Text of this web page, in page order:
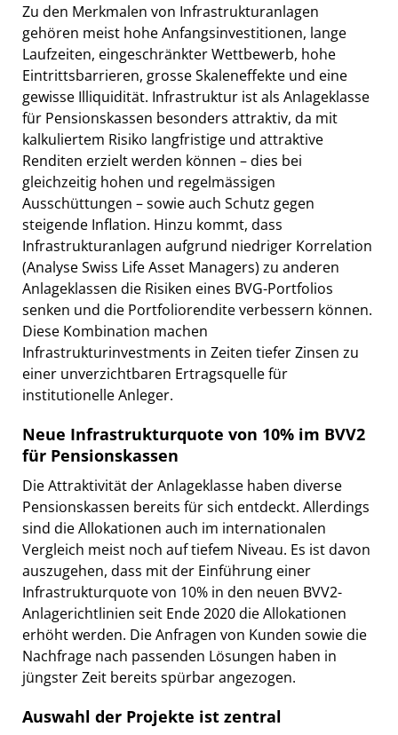
Zu den Merkmalen von Infrastrukturanlagen
gehören meist hohe Anfangsinvestitionen, lange
Laufzeiten, eingeschränkter Wettbewerb, hohe
Eintrittsbarrieren, grosse Skaleneffekte und eine
gewisse Illiquidität. Infrastruktur ist als Anlageklasse
für Pensionskassen besonders attraktiv, da mit
kalkuliertem Risiko langfristige und attraktive
Renditen erzielt werden können – dies bei
gleichzeitig hohen und regelmässigen
Ausschüttungen – sowie auch Schutz gegen
steigende Inflation. Hinzu kommt, dass
Infrastrukturanlagen aufgrund niedriger Korrelation
(Analyse Swiss Life Asset Managers) zu anderen
Anlageklassen die Risiken eines BVG-Portfolios
senken und die Portfoliorendite verbessern können.
Diese Kombination machen
Infrastrukturinvestments in Zeiten tiefer Zinsen zu
einer unverzichtbaren Ertragsquelle für
institutionelle Anleger.
Neue Infrastrukturquote von 10% im BVV2
für Pensionskassen
Die Attraktivität der Anlageklasse haben diverse
Pensionskassen bereits für sich entdeckt. Allerdings
sind die Allokationen auch im internationalen
Vergleich meist noch auf tiefem Niveau. Es ist davon
auszugehen, dass mit der Einführung einer
Infrastrukturquote von 10% in den neuen BVV2-
Anlagerichtlinien seit Ende 2020 die Allokationen
erhöht werden. Die Anfragen von Kunden sowie die
Nachfrage nach passenden Lösungen haben in
jüngster Zeit bereits spürbar angezogen.
Auswahl der Projekte ist zentral